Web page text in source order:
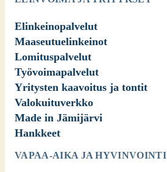
Elinkeinopalvelut
Maaseutuelinkeinot
Lomituspalvelut
Työvoimapalvelut
Yritysten kaavoitus ja tontit
Valokuituverkko
Made in Jämijärvi
Hankkeet
VAPAA-AIKA JA HYVINVOINTI